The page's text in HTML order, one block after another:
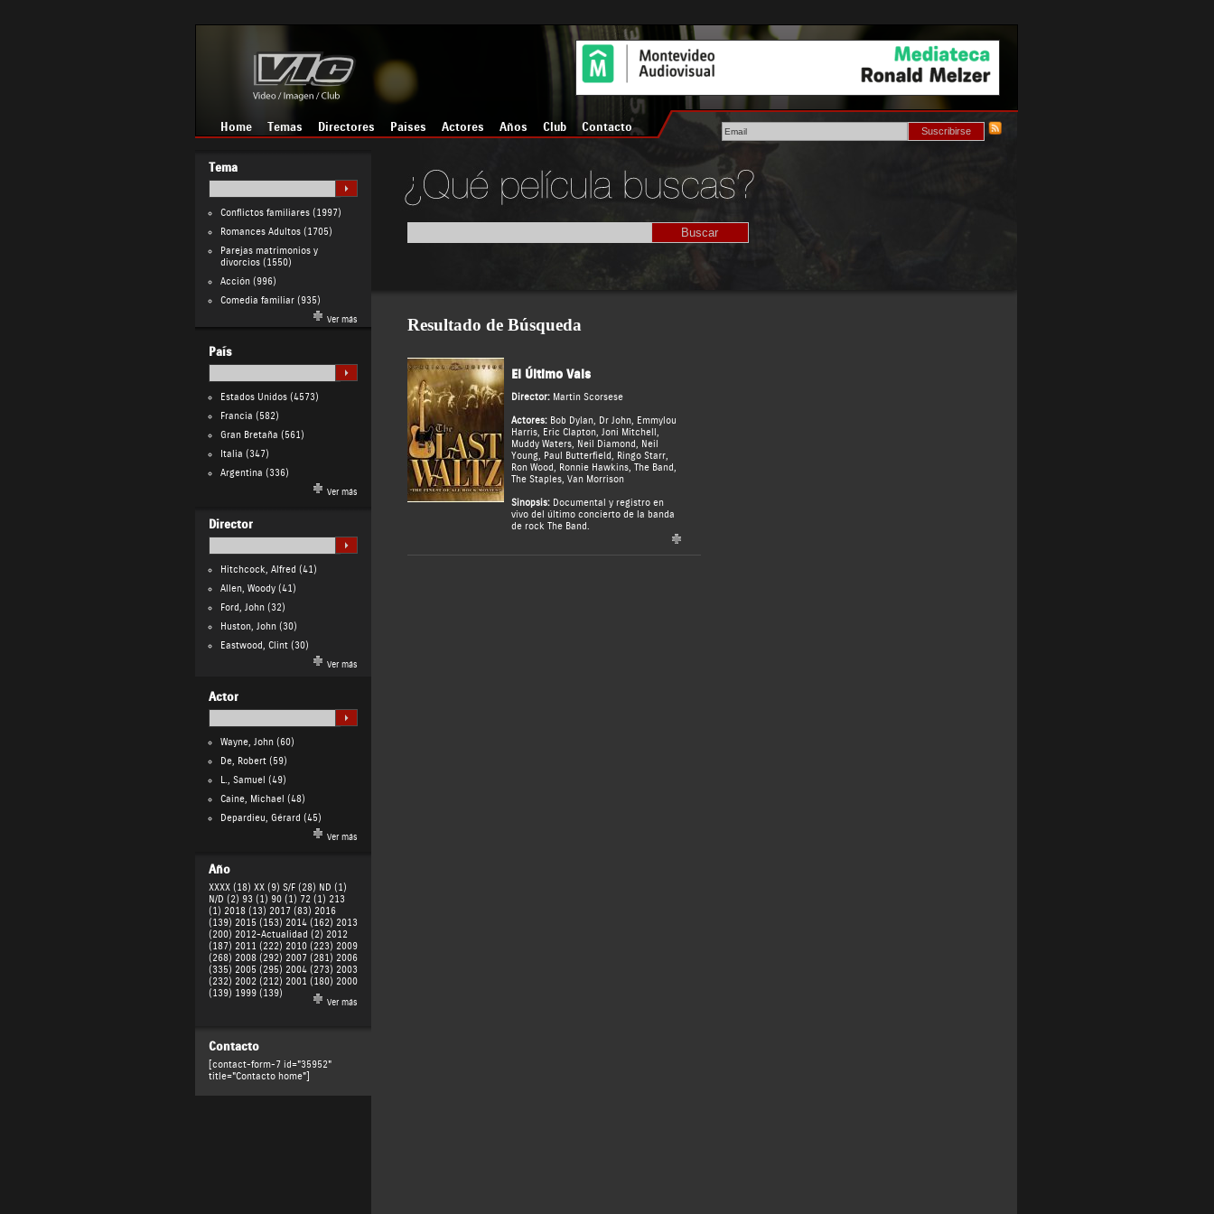
Home Temas Directores Países Actores Años Club Contacto
Tema
Conflictos familiares(1997)
Romances Adultos(1705)
Parejas matrimonios y
divorcios(1550)
Acción(996)
Comedia familiar(935)
Ver más
País
Estados Unidos(4573)
Francia (582)
Gran Bretaña (561)
Italia (347)
Argentina (336)
Ver más
Director
Hitchcock, Alfred (41)
Allen, Woody(41)
Ford, John(32)
Huston, John(30)
Eastwood, Clint(30)
Ver más
Actor
Wayne, John(60)
De, Robert(59)
L., Samuel (49)
Caine, Michael (48)
Depardieu, Gérard (45)
Ver más
Año
XXXX (18) XX (9) S/F (28) ND (1)
N/D (2) 93 (1) 90 (1) 72 (1) 213
(1) 2018 (13) 2017 (83) 2016
(139) 2015 (153) 2014 (162) 2013
(200) 2012-Actualidad (2) 2012
(187) 2011 (222) 2010 (223) 2009
(268) 2008 (292) 2007 (281) 2006
(335) 2005 (295) 2004 (273) 2003
(232) 2002 (212) 2001 (180) 2000
(139) 1999 (139)
Ver más
Contacto
[contact-form-7 id="35952"
title="Contacto home"]
Resultado de Búsqueda
El Último Vals
Director: Martin Scorsese
Actores: Bob Dylan, Dr John, Emmylou
Harris, Eric Clapton, Joni Mitchell ,
Muddy Waters, Neil Diamond, Neil
Young, Paul Butterfield, Ringo Starr,
Ron Wood, Ronnie Hawkins, The Band,
The Staples, Van Morrison
Sinopsis:Documental y registro en
vivo del último concierto de la banda
de rock The Band.